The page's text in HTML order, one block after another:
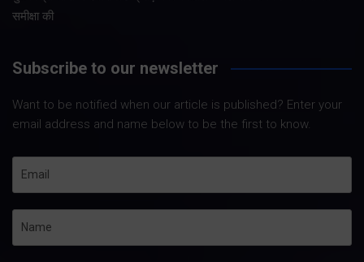
समीक्षा की
Subscribe to our newsletter
Want to be notified when our article is published? Enter your
email address and name below to be the first to know.